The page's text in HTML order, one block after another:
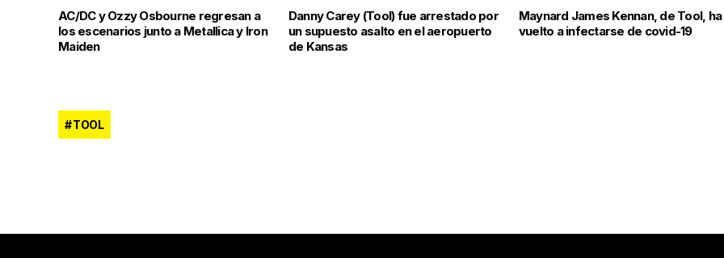
AC/DC y Ozzy Osbourne regresan a
los escenarios junto a Metallica y Iron
Maiden
Danny Carey (Tool) fue arrestado por
un supuesto asalto en el aeropuerto
de Kansas
Maynard James Kennan, de Tool, ha
vuelto a infectarse de covid-19
TOOL